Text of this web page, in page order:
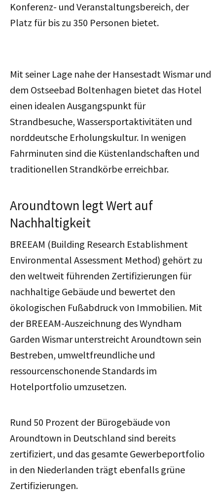
Konferenz- und Veranstaltungsbereich, der
Platz für bis zu 350 Personen bietet.
Mit seiner Lage nahe der Hansestadt Wismar und
dem Ostseebad Boltenhagen bietet das Hotel
einen idealen Ausgangspunkt für
Strandbesuche, Wassersportaktivitäten und
norddeutsche Erholungskultur. In wenigen
Fahrminuten sind die Küstenlandschaften und
traditionellen Strandkörbe erreichbar.
Aroundtown legt Wert auf
Nachhaltigkeit
BREEAM (Building Research Establishment
Environmental Assessment Method) gehört zu
den weltweit führenden Zertifizierungen für
nachhaltige Gebäude und bewertet den
ökologischen Fußabdruck von Immobilien. Mit
der BREEAM-Auszeichnung des Wyndham
Garden Wismar unterstreicht Aroundtown sein
Bestreben, umweltfreundliche und
ressourcenschonende Standards im
Hotelportfolio umzusetzen.
Rund 50 Prozent der Bürogebäude von
Aroundtown in Deutschland sind bereits
zertifiziert, und das gesamte Gewerbeportfolio
in den Niederlanden trägt ebenfalls grüne
Zertifizierungen.